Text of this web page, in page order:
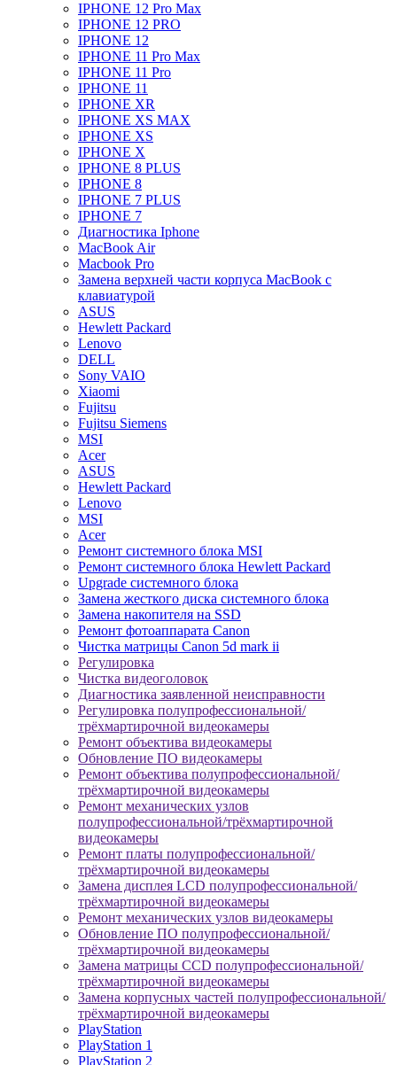
IPHONE 12 Pro Max
IPHONE 12 PRO
IPHONE 12
IPHONE 11 Pro Max
IPHONE 11 Pro
IPHONE 11
IPHONE XR
IPHONE XS MAX
IPHONE XS
IPHONE X
IPHONE 8 PLUS
IPHONE 8
IPHONE 7 PLUS
IPHONE 7
Диагностика Iphone
MacBook Air
Macbook Pro
Замена верхней части корпуса MacBook с
клавиатурой
ASUS
Hewlett Packard
Lenovo
DELL
Sony VAIO
Xiaomi
Fujitsu
Fujitsu Siemens
MSI
Acer
ASUS
Hewlett Packard
Lenovo
MSI
Acer
Ремонт системного блока MSI
Ремонт системного блока Hewlett Packard
Upgrade системного блока
Замена жесткого диска системного блока
Замена накопителя на SSD
Ремонт фотоаппарата Canon
Чистка матрицы Canon 5d mark ii
Регулировка
Чистка видеоголовок
Диагностика заявленной неисправности
Регулировка полупрофессиональной/
трёхмартирочной видеокамеры
Ремонт объектива видеокамеры
Обновление ПО видеокамеры
Ремонт объектива полупрофессиональной/
трёхмартирочной видеокамеры
Ремонт механических узлов
полупрофессиональной/трёхмартирочной
видеокамеры
Ремонт платы полупрофессиональной/
трёхмартирочной видеокамеры
Замена дисплея LCD полупрофессиональной/
трёхмартирочной видеокамеры
Ремонт механических узлов видеокамеры
Обновление ПО полупрофессиональной/
трёхмартирочной видеокамеры
Замена матрицы CCD полупрофессиональной/
трёхмартирочной видеокамеры
Замена корпусных частей полупрофессиональной/
трёхмартирочной видеокамеры
PlayStation
PlayStation 1
PlayStation 2